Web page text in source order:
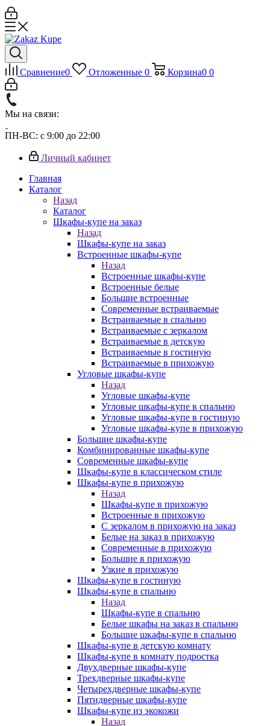
Сравнение0 Отложенные 0 Корзина0 0
Мы на связи:
ПН-ВС: с 9:00 до 22:00
Личный кабинет
Главная
Каталог
Назад
Каталог
Шкафы-купе на заказ
Назад
Шкафы-купе на заказ
Встроенные шкафы-купе
Назад
Встроенные шкафы-купе
Встроенные белые
Большие встроенные
Современные встраиваемые
Встраиваемые в спальню
Встраиваемые с зеркалом
Встраиваемые в детскую
Встраиваемые в гостиную
Встраиваемые в прихожую
Угловые шкафы-купе
Назад
Угловые шкафы-купе
Угловые шкафы-купе в спальню
Угловые шкафы-купе в гостиную
Угловые шкафы-купе в прихожую
Большие шкафы-купе
Комбинированные шкафы-купе
Современные шкафы-купе
Шкафы-купе в классическом стиле
Шкафы-купе в прихожую
Назад
Шкафы-купе в прихожую
Встроенные в прихожую
С зеркалом в прихожую на заказ
Белые на заказ в прихожую
Современные в прихожую
Большие в прихожую
Узкие в прихожую
Шкафы-купе в гостиную
Шкафы-купе в спальню
Назад
Шкафы-купе в спальню
Белые шкафы на заказ в спальню
Большие шкафы-купе в спальню
Шкафы-купе в детскую комнату
Шкафы-купе в комнату подростка
Двухдверные шкафы-купе
Трехдверные шкафы-купе
Четырехдверные шкафы-купе
Пятидверные шкафы-купе
Шкафы-купе из экокожи
Назад